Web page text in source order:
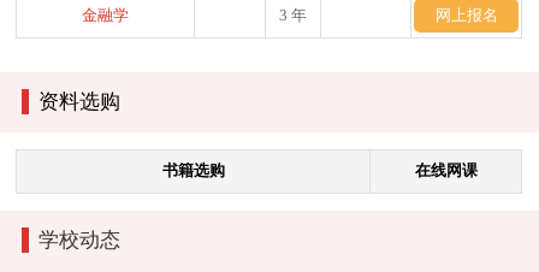
金融学 3 年 网上报名
资料选购
书籍选购 在线网课
学校动态